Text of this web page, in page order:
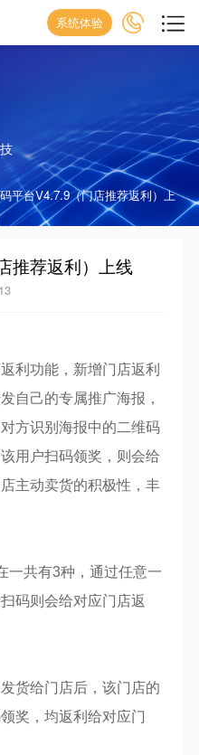
系统体验
平台V4.7.9（门店推荐返利）上
推荐返利）上线
利功能，新增门店返利
自己的专属推广海报，
方识别海报中的二维码
用户扫码领奖，则会给
主动卖货的积极性，丰
一共有3种，通过任意一
码则会给对应门店返
货给门店后，该门店的
奖，均返利给对应门